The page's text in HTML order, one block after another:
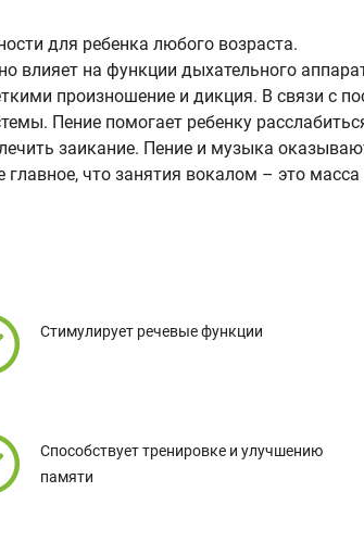
для ребенка любого возраста.
влияет на функции дыхательного
произношение и дикция. В связи с
Пение помогает ребенку
заикание. Пение и музыка
главное, что занятия вокалом – это
Стимулирует речевые функции
Способствует тренировке и улучшению
памяти